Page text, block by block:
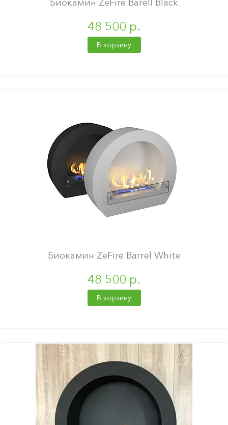
48 500 р.
В корзину
Биокамин ZeFire Barrel White
48 500 р.
В корзину